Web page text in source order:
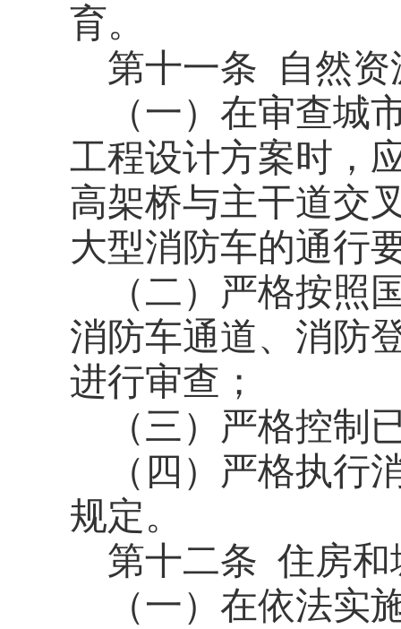
育。
第十一条 自然
（一）在审查城
工程设计方案时，
高架桥与主干道交
大型消防车的通行
（二）严格按照
消防车通道、消防
进行审查；
（三）严格控制
（四）严格执行
规定。
第十二条 住房和
（一）在依法实